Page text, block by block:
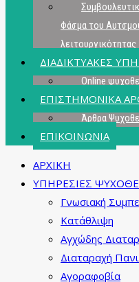
Φάσμα του
λειτουργικότητας
ΔΙΑΔΙΚΤΥΑΚΕΣ
Online
ΕΠΙΣΤΗΜΟΝΙΚΑ
Άρθρα
ΕΠΙΚΟΙΝΩΝΙΑ
ΑΡΧΙΚΗ
ΥΠΗΡΕΣΙΕΣ
Γνωσιακή
Κατάθλιψη
Αγχώδης
Διαταραχή
Αγοραφοβία